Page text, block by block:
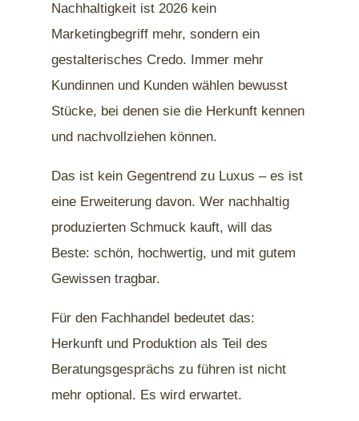
Nachhaltigkeit ist 2026 kein
Marketingbegriff mehr, sondern ein
gestalterisches Credo. Immer mehr
Kundinnen und Kunden wählen bewusst
Stücke, bei denen sie die Herkunft kennen
und nachvollziehen können.
Das ist kein Gegentrend zu Luxus – es ist
eine Erweiterung davon. Wer nachhaltig
produzierten Schmuck kauft, will das
Beste: schön, hochwertig, und mit gutem
Gewissen tragbar.
Für den Fachhandel bedeutet das:
Herkunft und Produktion als Teil des
Beratungsgesprächs zu führen ist nicht
mehr optional. Es wird erwartet.